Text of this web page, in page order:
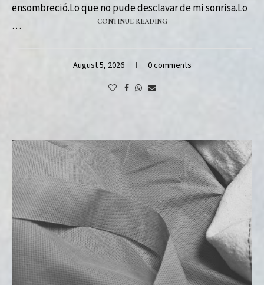
ensombreció.Lo que no pude desclavar de mi sonrisa.Lo
…
CONTINUE READING
August 5, 2026 0 comments